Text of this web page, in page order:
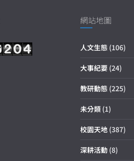
網站地圖
人文生態 (106)
大事紀要 (24)
教研動態 (225)
未分類 (1)
校園天地 (387)
深耕活動 (8)